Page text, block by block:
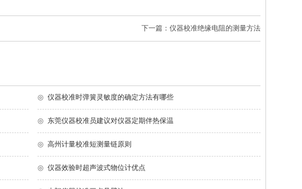
下一篇：仪器校准绝缘电阻的测量方法
◎ 仪器校准时弹簧灵敏度的确定方法有哪些
◎ 东莞仪器校准员建议对仪器定期伴热保温
◎ 高州计量校准短测量链原则
◎ 仪器效验时超声波式物位计优点